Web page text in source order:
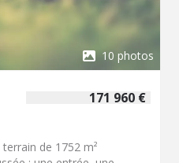
10 photos
171 960 €
de 1752 m²